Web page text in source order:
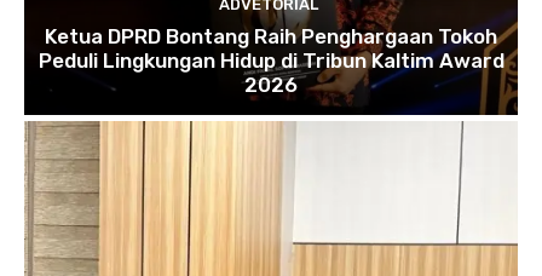
ADVETORIAL
Ketua DPRD Bontang Raih Penghargaan Tokoh
Peduli Lingkungan Hidup di Tribun Kaltim Award
2026